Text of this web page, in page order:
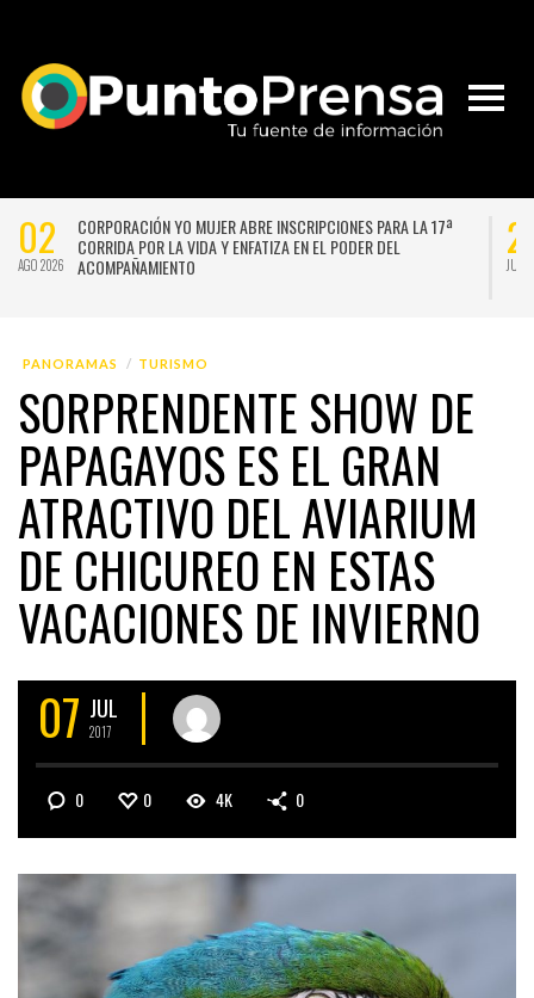
02
AGO 2026
CORPORACIÓN YO MUJER ABRE INSCRIPCIONES PARA LA 17ª
CORRIDA POR LA VIDA Y ENFATIZA EN EL PODER DEL
ACOMPAÑAMIENTO
JUL
PANORAMAS TURISMO
SORPRENDENTE SHOW DE
PAPAGAYOS ES EL GRAN
ATRACTIVO DEL AVIARIUM
DE CHICUREO EN ESTAS
VACACIONES DE INVIERNO
07 JUL
2017
0 0 4K 0